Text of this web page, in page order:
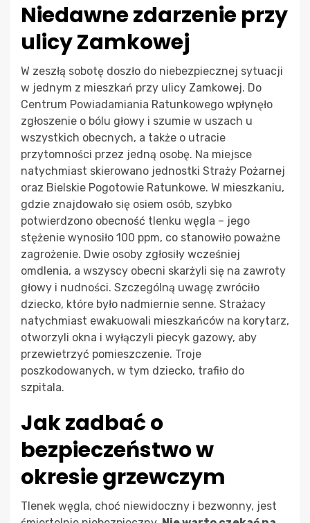
Niedawne zdarzenie przy
ulicy Zamkowej
W zeszłą sobotę doszło do niebezpiecznej sytuacji
w jednym z mieszkań przy ulicy Zamkowej. Do
Centrum Powiadamiania Ratunkowego wpłynęło
zgłoszenie o bólu głowy i szumie w uszach u
wszystkich obecnych, a także o utracie
przytomności przez jedną osobę. Na miejsce
natychmiast skierowano jednostki Straży Pożarnej
oraz Bielskie Pogotowie Ratunkowe. W mieszkaniu,
gdzie znajdowało się osiem osób, szybko
potwierdzono obecność tlenku węgla – jego
stężenie wynosiło 100 ppm, co stanowiło poważne
zagrożenie. Dwie osoby zgłosiły wcześniej
omdlenia, a wszyscy obecni skarżyli się na zawroty
głowy i nudności. Szczególną uwagę zwróciło
dziecko, które było nadmiernie senne. Strażacy
natychmiast ewakuowali mieszkańców na korytarz,
otworzyli okna i wyłączyli piecyk gazowy, aby
przewietrzyć pomieszczenie. Troje
poszkodowanych, w tym dziecko, trafiło do
szpitala.
Jak zadbać o
bezpieczeństwo w
okresie grzewczym
Tlenek węgla, choć niewidoczny i bezwonny, jest